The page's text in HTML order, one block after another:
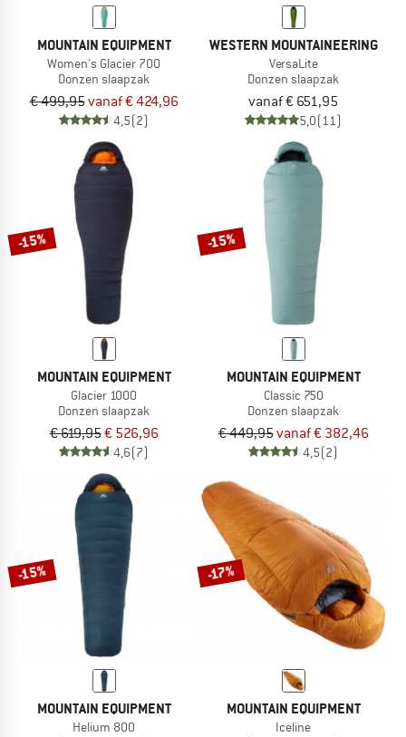
MOUNTAIN EQUIPMENT
Women's Glacier 700
Donzen slaapzak
€ 499,95vanaf € 424,96
4,5(2)
WESTERN MOUNTAINEERING
VersaLite
Donzen slaapzak
vanaf € 651,95
5,0(11)
-15%
MOUNTAIN EQUIPMENT
Glacier 1000
Donzen slaapzak
€ 619,95€ 526,96
4,6(7)
-15%
MOUNTAIN EQUIPMENT
Classic 750
Donzen slaapzak
€ 449,95vanaf € 382,46
4,5(2)
-15%
MOUNTAIN EQUIPMENT
Helium 800
-17%
MOUNTAIN EQUIPMENT
Iceline